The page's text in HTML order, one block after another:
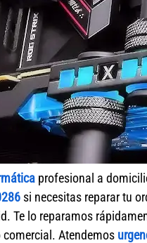
profesional a
si necesitas reparar tu
Te lo reparamos
Atendemos